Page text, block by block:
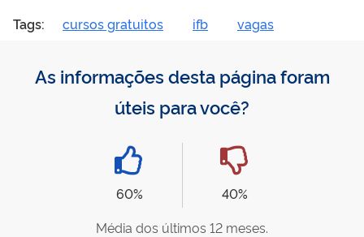
Tags: cursos gratuitos ifb vagas
As informações desta página foram
úteis para você?
60%
40%
Média dos últimos 12 meses.